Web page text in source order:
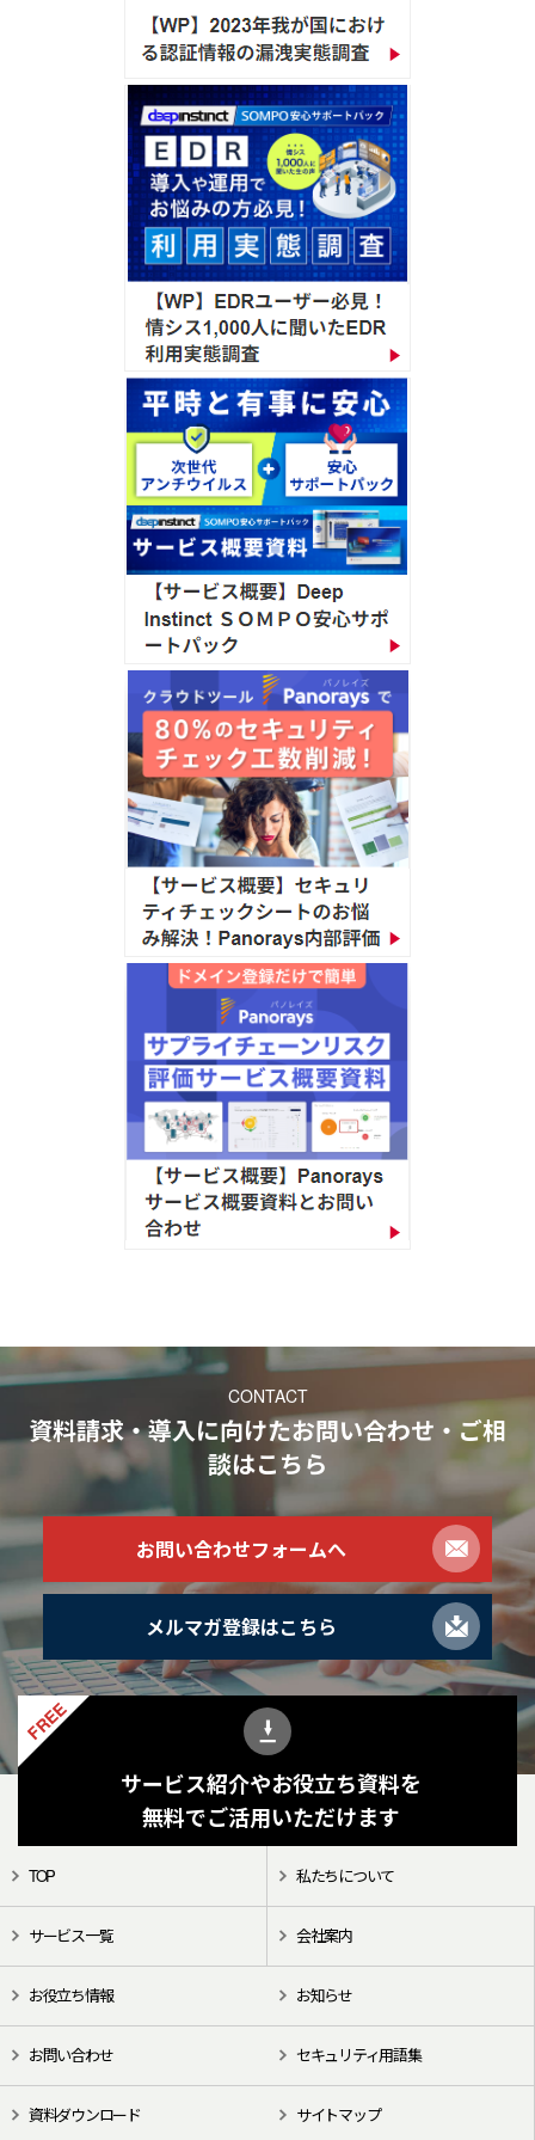
CONTACT
資料請求・導入に向けたお問い合わせ・ご相
談はこちら
お問い合わせフォームへ
メルマガ登録はこちら
FREE
サービス紹介やお役立ち資料を
無料でご活用いただけます
TOP 私たちについて
サービス一覧 会社案内
お役立ち情報 お知らせ
お問い合わせ セキュリティ用語集
資料ダウンロード サイトマップ